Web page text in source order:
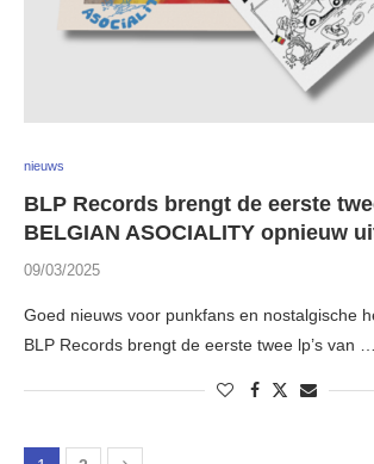
nieuws
BLP Records brengt de eerste
BELGIAN ASOCIALITY opnieuw
09/03/2025
Goed nieuws voor punkfans en nostalgische
BLP Records brengt de eerste twee lp’s van …